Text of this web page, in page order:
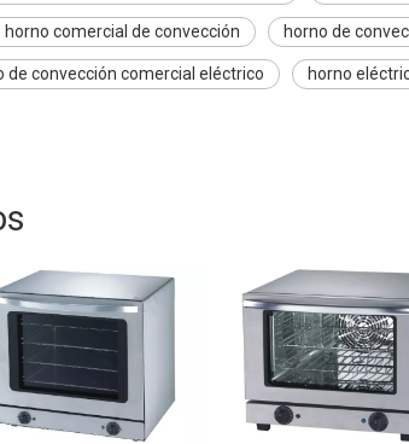
horno comercial de convección horno de
de convección comercial eléctrico horno